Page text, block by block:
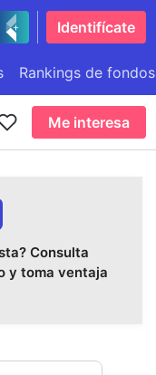
Identifícate
Rankings de fondos
Me interesa
Consulta
y toma ventaja